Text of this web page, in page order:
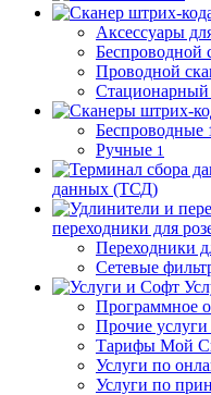
Аксессуары
Беспроводной
Проводной
Стационарный
Беспроводные
Ручные 1
данных (ТСД)
переходники для
Переходники
Сетевые
Программное
Прочие услуги
Тарифы Мой
Услуги по
Услуги по